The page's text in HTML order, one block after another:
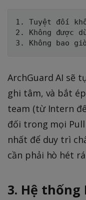
1. Tuyệt đối
2. Không được
ArchGuard AI sẽ
ghi tâm, và bắt
team (từ Intern
đối trong mọi
nhất để duy trì
cần phải hò hét
3. Hệ thống